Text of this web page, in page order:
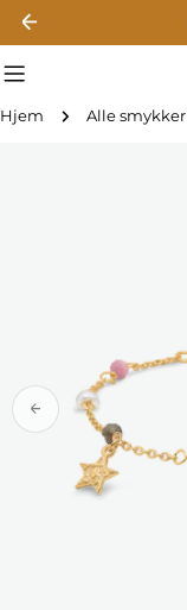
indhold
Hjem Alle smykker